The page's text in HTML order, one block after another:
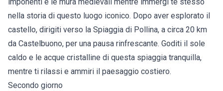
imponenti e le mura medievali mentre immergi te stesso
nella storia di questo luogo iconico. Dopo aver esplorato il
castello, dirigiti verso la Spiaggia di Pollina, a circa 20 km
da Castelbuono, per una pausa rinfrescante. Goditi il sole
caldo e le acque cristalline di questa spiaggia tranquilla,
mentre ti rilassi e ammiri il paesaggio costiero.
Secondo giorno